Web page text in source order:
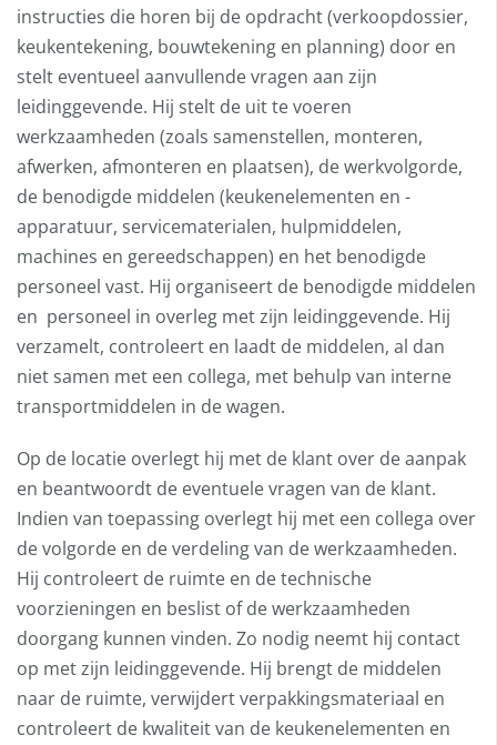
instructies die horen bij de opdracht (verkoopdossier,
keukentekening, bouwtekening en planning) door en
stelt eventueel aanvullende vragen aan zijn
leidinggevende. Hij stelt de uit te voeren
werkzaamheden (zoals samenstellen, monteren,
afwerken, afmonteren en plaatsen), de werkvolgorde,
de benodigde middelen (keukenelementen en -
apparatuur, servicematerialen, hulpmiddelen,
machines en gereedschappen) en het benodigde
personeel vast. Hij organiseert de benodigde middelen
en personeel in overleg met zijn leidinggevende. Hij
verzamelt, controleert en laadt de middelen, al dan
niet samen met een collega, met behulp van interne
transportmiddelen in de wagen.
Op de locatie overlegt hij met de klant over de aanpak
en beantwoordt de eventuele vragen van de klant.
Indien van toepassing overlegt hij met een collega over
de volgorde en de verdeling van de werkzaamheden.
Hij controleert de ruimte en de technische
voorzieningen en beslist of de werkzaamheden
doorgang kunnen vinden. Zo nodig neemt hij contact
op met zijn leidinggevende. Hij brengt de middelen
naar de ruimte, verwijdert verpakkingsmateriaal en
controleert de kwaliteit van de keukenelementen en